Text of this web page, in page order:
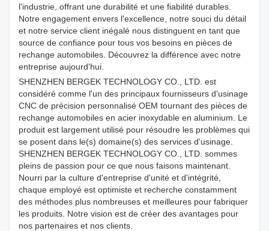
l'industrie, offrant une durabilité et une fiabilité durables.
Notre engagement envers l'excellence, notre souci du détail
et notre service client inégalé nous distinguent en tant que
source de confiance pour tous vos besoins en pièces de
rechange automobiles. Découvrez la différence avec notre
entreprise aujourd'hui.
SHENZHEN BERGEK TECHNOLOGY CO., LTD. est
considéré comme l'un des principaux fournisseurs d'usinage
CNC de précision personnalisé OEM tournant des pièces de
rechange automobiles en acier inoxydable en aluminium. Le
produit est largement utilisé pour résoudre les problèmes qui
se posent dans le(s) domaine(s) des services d'usinage.
SHENZHEN BERGEK TECHNOLOGY CO., LTD. sommes
pleins de passion pour ce que nous faisons maintenant.
Nourri par la culture d'entreprise d'unité et d'intégrité,
chaque employé est optimiste et recherche constamment
des méthodes plus nombreuses et meilleures pour fabriquer
les produits. Notre vision est de créer des avantages pour
nos partenaires et nos clients.